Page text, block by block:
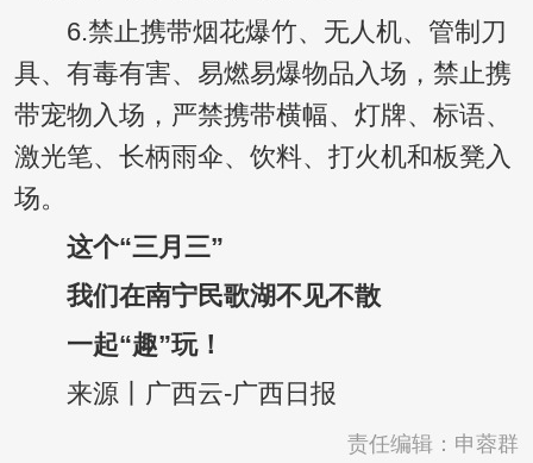
6.禁止携带烟花爆竹、无人机、管制刀
具、有毒有害、易燃易爆物品入场，禁止携
带宠物入场，严禁携带横幅、灯牌、标语、
激光笔、长柄雨伞、饮料、打火机和板凳入
场。
这个“三月三”
我们在南宁民歌湖不见不散
一起“趣”玩！
来源丨广西云-广西日报
责任编辑：申蓉群